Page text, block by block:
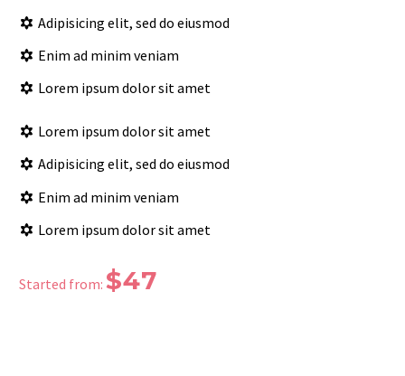
Adipisicing elit, sed do eiusmod
Enim ad minim veniam
Lorem ipsum dolor sit amet
Lorem ipsum dolor sit amet
Adipisicing elit, sed do eiusmod
Enim ad minim veniam
Lorem ipsum dolor sit amet
Started from: $47